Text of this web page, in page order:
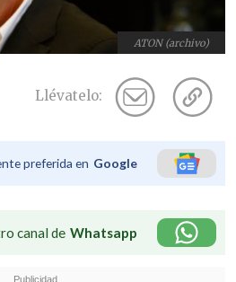
ATON (archivo)
Llévatelo:
preferida en Google
canal de Whatsapp